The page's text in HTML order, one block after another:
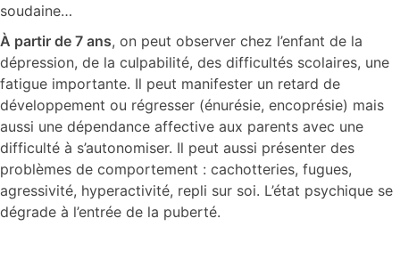
soudaine…
À partir de 7 ans, on peut observer chez l’enfant de la
dépression, de la culpabilité, des difficultés scolaires, une
fatigue importante. Il peut manifester un retard de
développement ou régresser (énurésie, encoprésie) mais
aussi une dépendance affective aux parents avec une
difficulté à s’autonomiser. Il peut aussi présenter des
problèmes de comportement : cachotteries, fugues,
agressivité, hyperactivité, repli sur soi. L’état psychique se
dégrade à l’entrée de la puberté.